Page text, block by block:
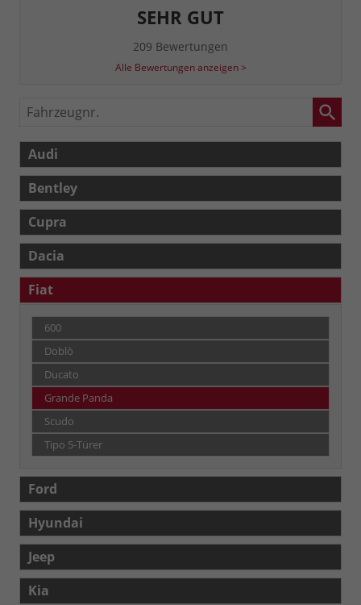
SEHR GUT
209 Bewertungen
Alle Bewertungen anzeigen >
Fahrzeugnr.
Audi
Bentley
Cupra
Dacia
Fiat
600
Doblò
Ducato
Grande Panda
Scudo
Tipo 5-Türer
Ford
Hyundai
Jeep
Kia